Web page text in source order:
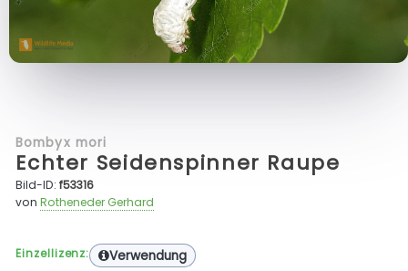
Bombyx mori
Echter Seidenspinner Raupe
Bild-ID:f53316
vonRotheneder Gerhard
Einzellizenz: Verwendung